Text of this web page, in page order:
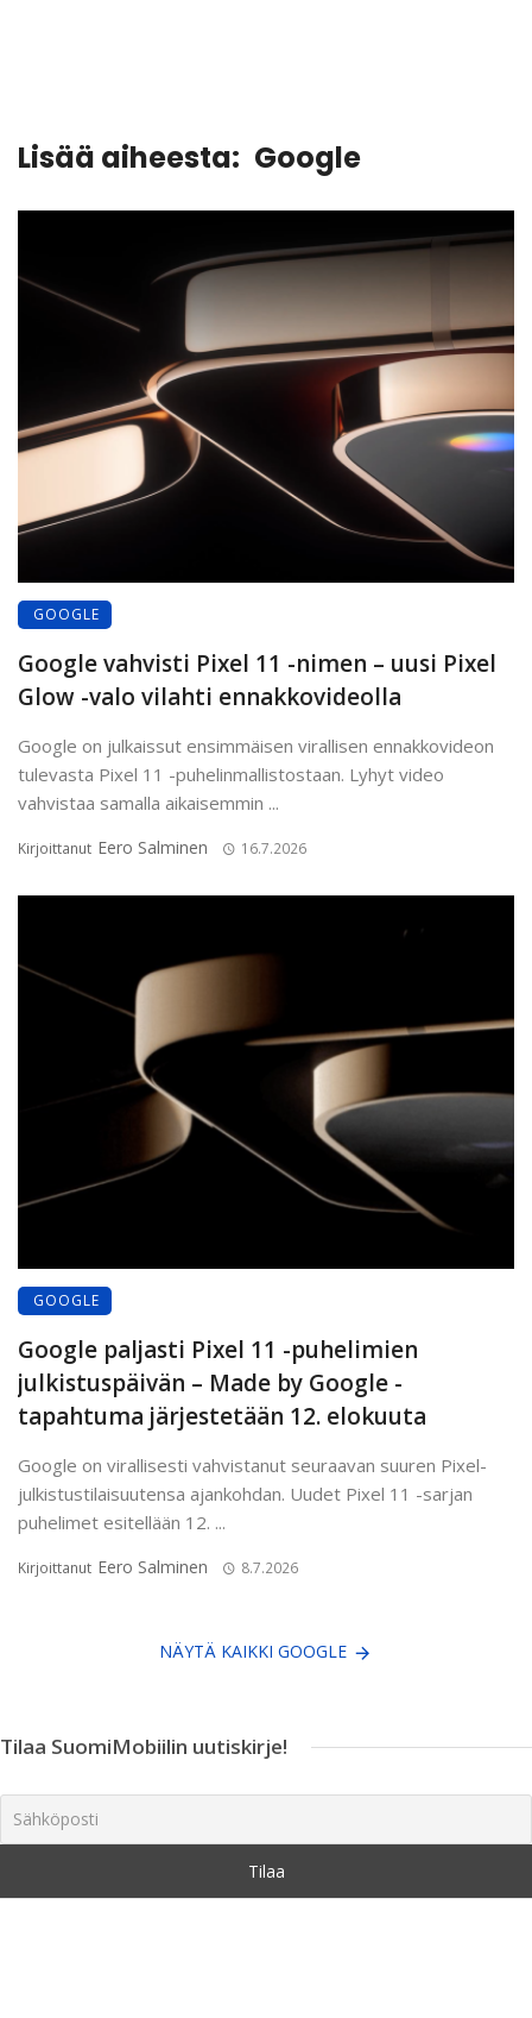
Lisää aiheesta: Google
GOOGLE
Google vahvisti Pixel 11 -nimen – uusi Pixel
Glow -valo vilahti ennakkovideolla
Google on julkaissut ensimmäisen virallisen ennakkovideon
tulevasta Pixel 11 -puhelinmallistostaan. Lyhyt video
vahvistaa samalla aikaisemmin ...
Kirjoittanut Eero Salminen 16.7.2026
GOOGLE
Google paljasti Pixel 11 -puhelimien
julkistuspäivän – Made by Google -
tapahtuma järjestetään 12. elokuuta
Google on virallisesti vahvistanut seuraavan suuren Pixel-
julkistustilaisuutensa ajankohdan. Uudet Pixel 11 -sarjan
puhelimet esitellään 12. ...
Kirjoittanut Eero Salminen 8.7.2026
NÄYTÄ KAIKKI GOOGLE
Tilaa SuomiMobiilin uutiskirje!